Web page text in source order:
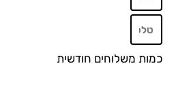
משלוחים חודשית